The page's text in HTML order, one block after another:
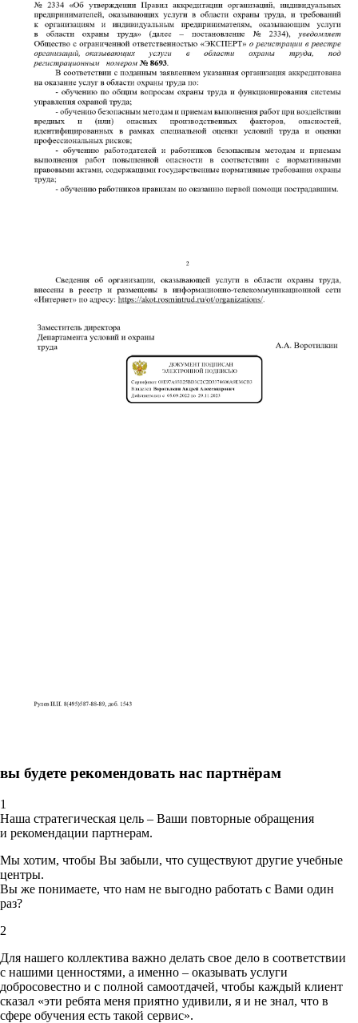
вы будете рекомендовать нас партнёрам
1
Наша стратегическая цель – Ваши повторные обращения
и рекомендации партнерам.
Мы хотим, чтобы Вы забыли, что существуют другие учебные
центры.
Вы же понимаете, что нам не выгодно работать с Вами один
раз?
2
Для нашего коллектива важно делать свое дело в соответствии
с нашими ценностями, а именно – оказывать услуги
добросовестно и с полной самоотдачей, чтобы каждый клиент
сказал «эти ребята меня приятно удивили, я и не знал, что в
сфере обучения есть такой сервис».